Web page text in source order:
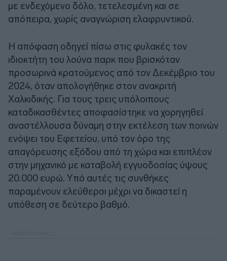
με ενδεχόμενο δόλο, τετελεσμένη και σε
απόπειρα, χωρίς αναγνώριση ελαφρυντικού.
Η απόφαση οδηγεί πίσω στις φυλακές τον
ιδιοκτήτη του λούνα παρκ που βρισκόταν
προσωρινά κρατούμενος από τον Δεκέμβριο του
2024, όταν απολογήθηκε στον ανακριτή
Χαλκιδικής. Για τους τρεις υπόλοιπους
καταδικασθέντες αποφασίστηκε να χορηγηθεί
αναστέλλουσα δύναμη στην εκτέλεση των ποινών
ενόψει του Εφετείου, υπό τον όρο της
απαγόρευσης εξόδου από τη χώρα και επιπλέον
στην μηχανικό με καταβολή εγγυοδοσίας ύψους
20.000 ευρώ. Υπό αυτές τις συνθήκες
παραμένουν ελεύθεροι μέχρι να δικαστεί η
υπόθεση σε δεύτερο βαθμό.